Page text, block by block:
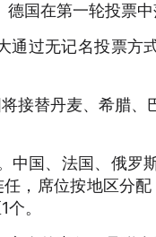
德国在第一轮投票
通过无记名投票方
接替丹麦、希腊
中国、法国、俄罗
，席位按地区分
。